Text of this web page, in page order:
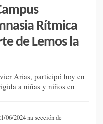
Rítmica
de Lemos la
Arias, participó hoy en
a niñas y niños en
06/2024 na sección de